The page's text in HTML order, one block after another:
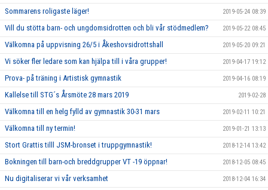
Sommarens roligaste läger! 2019-05-24 08:39
Vill du stötta barn- och ungdomsidrotten och bli vår stödmedlem? 2019-05-22 08:45
Välkomna på uppvisning 26/5 i Åkeshovsidrottshall 2019-05-20 09:21
Vi söker fler ledare som kan hjälpa till i våra grupper! 2019-04-17 19:12
Prova- på träning i Artistisk gymnastik 2019-04-16 08:19
Kallelse till STG´s Årsmöte 28 mars 2019 2019-02-28
Välkomna till en helg fylld av gymnastik 30-31 mars 2019-02-11 10:21
Välkomna till ny termin! 2019-01-21 13:13
Stort Grattis tilll JSM-bronset i truppgymnastik! 2018-12-14 13:42
Bokningen till barn-och breddgrupper VT -19 öppnar! 2018-12-05 08:45
Nu digitaliserar vi vår verksamhet 2018-12-04 16:34